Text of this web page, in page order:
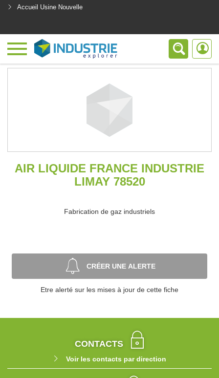
Accueil Usine Nouvelle
AIR LIQUIDE FRANCE INDUSTRIE
LIMAY 78520
Fabrication de gaz industriels
CRÉER UNE ALERTE
Etre alerté sur les mises à jour de cette fiche
CONTACTS
Voir les contacts par direction